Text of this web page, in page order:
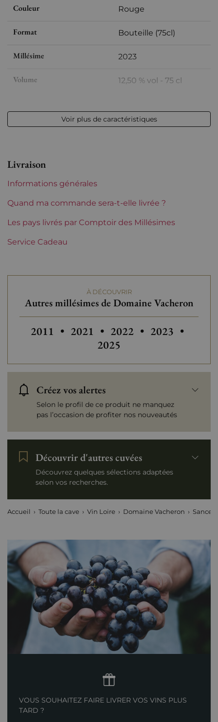
Couleur Rouge
Format Bouteille (75cl)
Millésime 2023
Volume 12,50 % vol - 75 cl
Niveau Parfait
Maturité À garder
Domaines de Loire Vacheron
Tranche de prix
Voir plus de caractéristiques
Livraison
Informations générales
Quand ma commande sera-t-elle livrée ?
Les pays livrés par Comptoir des Millésimes
Service Cadeau
À DÉCOUVRIR
Autres millésimes de Domaine Vacheron
Autres millésimes de Domaine Vacheron
2011 • Autres millésimes de Domaine
2021 • Autres millésimes de
2022 • 2023 •
2025
Créez vos alertes
Selon le profil de ce produit ne manquez
pas l’occasion de profiter nos nouveautés
Découvrir d'autres cuvées
Découvrez quelques sélections adaptées
selon vos recherches.
Accueil Toute la cave Vin Loire Domaine Vacheron
VOUS SOUHAITEZ FAIRE LIVRER VOS VINS PLUS
TARD ?